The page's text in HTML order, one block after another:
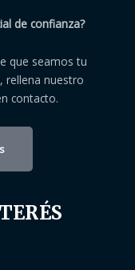
de confianza?
que seamos tu
rellena nuestro
contacto.